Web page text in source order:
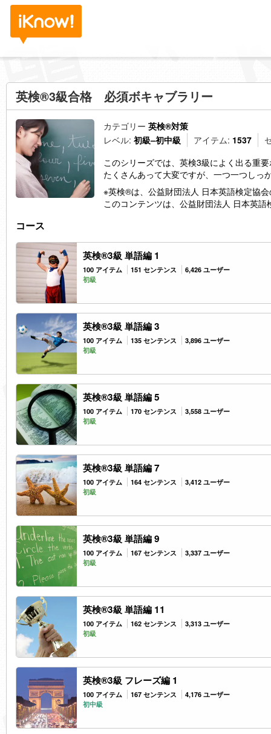
英検®3級合格 必須ボキャブラリー
カテゴリー 英検®対策
レベル: 初級–初中級 アイテム: 1537
このシリーズでは、英検3級によく出る重
たくさんあって大変ですが、一つ一つしっ
※英検®は、公益財団法人 日本英語検定協
このコンテンツは、公益財団法人 日本英
コース
英検®3級 単語編 1
100 アイテム 151 センテンス
6,426 ユーザー
初級
英検®3級 単語編 3
100 アイテム 135 センテンス
3,896 ユーザー
初級
英検®3級 単語編 5
100 アイテム 170 センテンス
3,558 ユーザー
初級
英検®3級 単語編 7
100 アイテム 164 センテンス
3,412 ユーザー
初級
英検®3級 単語編 9
100 アイテム 167 センテンス
3,337 ユーザー
初級
英検®3級 単語編 11
100 アイテム 162 センテンス
3,313 ユーザー
初級
英検®3級 フレーズ編 1
100 アイテム 167 センテンス
4,176 ユーザー
初中級